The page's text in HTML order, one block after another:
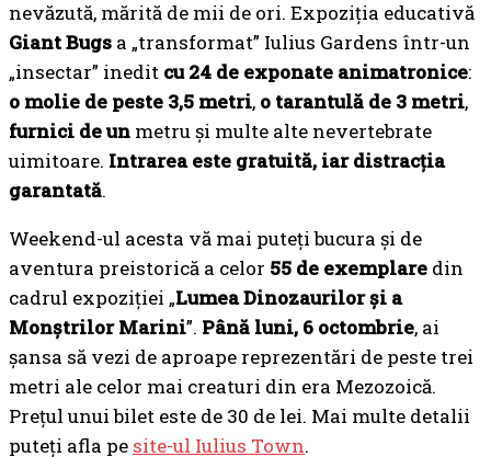
nevăzută, mărită de mii de ori. Expoziția educativă
Giant Bugs a „transformat” Iulius Gardens într-un
„insectar” inedit cu 24 de exponate animatronice:
o molie de peste 3,5 metri, o tarantulă de 3 metri,
furnici de un metru și multe alte nevertebrate
uimitoare. Intrarea este gratuită, iar distracția
garantată.
Weekend-ul acesta vă mai puteți bucura și de
aventura preistorică a celor 55 de exemplare din
cadrul expoziției „Lumea Dinozaurilor și a
Monștrilor Marini”. Până luni, 6 octombrie, ai
șansa să vezi de aproape reprezentări de peste trei
metri ale celor mai creaturi din era Mezozoică.
Prețul unui bilet este de 30 de lei. Mai multe detalii
puteți afla pe site-ul Iulius Town.